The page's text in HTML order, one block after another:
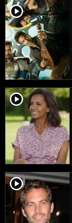
player2
player2
player2